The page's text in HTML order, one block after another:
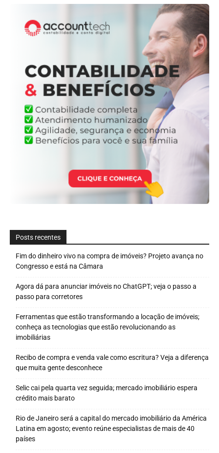
Posts recentes
Fim do dinheiro vivo na compra de imóveis? Projeto avança no
Congresso e está na Câmara
Agora dá para anunciar imóveis no ChatGPT; veja o passo a
passo para corretores
Ferramentas que estão transformando a locação de imóveis;
conheça as tecnologias que estão revolucionando as
imobiliárias
Recibo de compra e venda vale como escritura? Veja a diferença
que muita gente desconhece
Selic cai pela quarta vez seguida; mercado imobiliário espera
crédito mais barato
Rio de Janeiro será a capital do mercado imobiliário da América
Latina em agosto; evento reúne especialistas de mais de 40
países